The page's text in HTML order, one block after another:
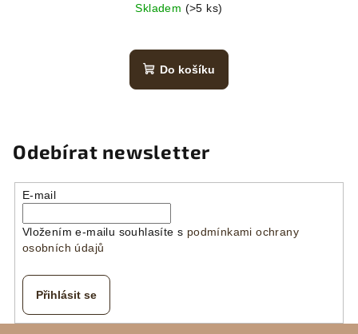
Skladem (>5 ks)
Do košíku
Odebírat newsletter
E-mail
Vložením e-mailu souhlasíte s podmínkami ochrany
osobních údajů
Přihlásit se